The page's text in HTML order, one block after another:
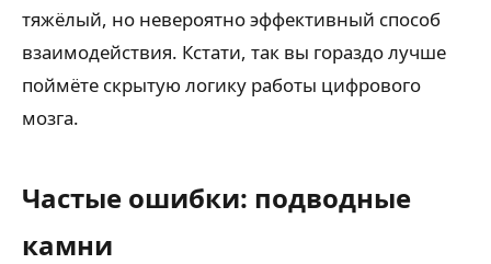
тяжёлый, но невероятно эффективный способ
взаимодействия. Кстати, так вы гораздо лучше
поймёте скрытую логику работы цифрового
мозга.
Частые ошибки: подводные
камни